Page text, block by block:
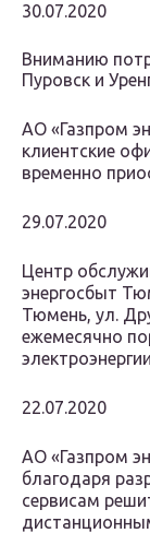
30.07.2020
Вниманию
Пуровск и
АО «Газпром
клиентские
временно
29.07.2020
Центр
энергосбыт
Тюмень, ул.
ежемесячно
22.07.2020
АО «Газпром
благодаря
сервисам